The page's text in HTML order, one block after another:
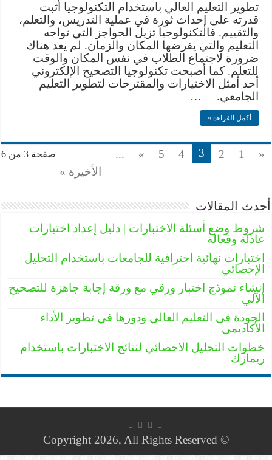
تطوير التعليم العالي باستخدام التكنولوجيا أثبت
قدرته على إحداث ثورة في عملية التدريس، والتعلم،
والتقييم. فالتكنولوجيا تزيل الحواجز التي تواجه
التعليم والتي يفرضها المكان والزمان. لم يعد هناك
ضرورة لاجتماع الطلاب في نفس المكان والوقت
للتعلم. كما أصبحت تكنولوجيا التصحيح الإلكتروني
أحد أمثل الاختيارات والمقترحات لتطوير التعليم
الجامعي. …
أكمل القراءة »
صفحة 3 من 6 «
1
2
3
4
5
»
...
الأخيرة »
أحدث المقالات
شروط وضع أسئلة الاختبارات | دليل إعداد اختبارات
عادلة وفعالة
اختبارات نهائية احترافية للجامعات باستخدام التحليل
الإحصائي
إنشاء نموذج اختبار ورقي مع ورقة إجابة جاهزة للتصحيح
الآلي
الجودة في التعليم العالي ودورها في تطوير الأداء
الأكاديمي
خطوات التحليل الاحصائي لنتائج الاختبارات باستخدام
ريمارك
© Copyright 2026, All Rights Reserved